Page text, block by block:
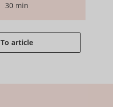
30 min
To article